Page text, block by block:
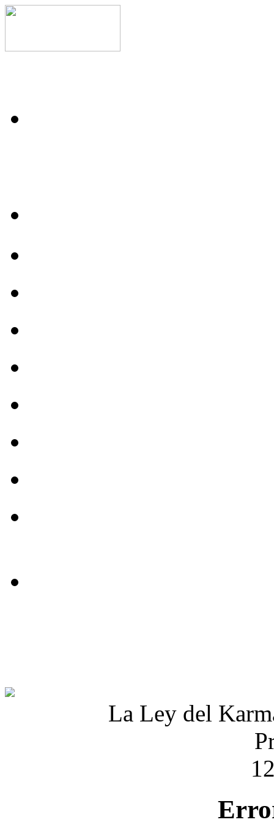
La Ley del
1